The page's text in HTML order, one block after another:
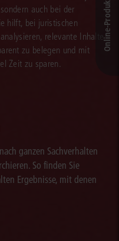
auch bei der
hilft, bei juristischen
relevante Inhalte
zu belegen und mit
Zeit zu sparen.
ganzen Sachverhalten
So finden Sie
Ergebnisse, mit denen